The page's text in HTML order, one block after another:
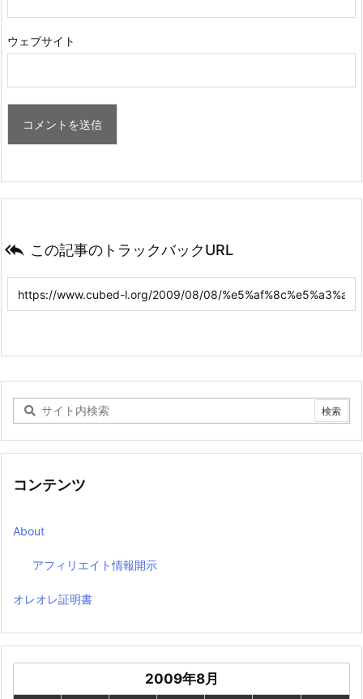
ウェブサイト
 この記事のトラックバックURL
コンテンツ
About
アフィリエイト情報開示
オレオレ証明書
2009年8月